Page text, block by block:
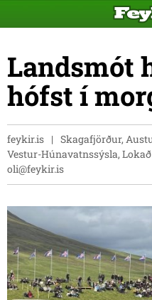
Landsmót
hófst í
feykir.is
Skagafjörður,
Vestur-Húnavatnssýsla,
oli@feykir.is